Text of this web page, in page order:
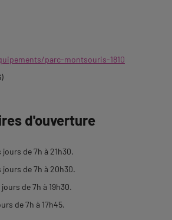
parc-montsouris-1810
d'ouverture
de 7h à 21h30.
jours de 7h à 20h30.
de 7h à 19h30.
de 7h à 17h45.